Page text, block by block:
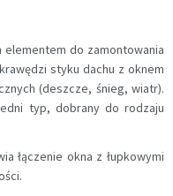
elementem do zamontowania
styku dachu z oknem
(deszcze, śnieg, wiatr).
typ, dobrany do rodzaju
łączenie okna z łupkowymi